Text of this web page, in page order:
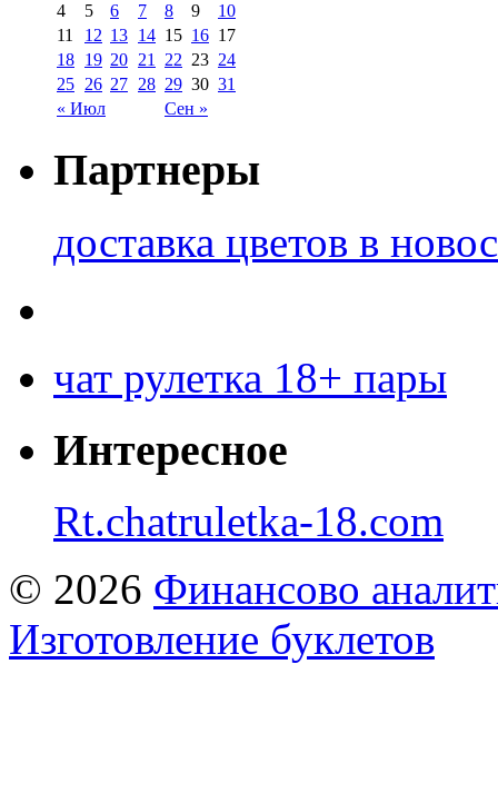
« Июл Сен »
4
5 6 7 8 9
10
11
12 13 14 15 16 17
18 19 20 21 22 23 24
25 26 27 28 29 30 31
Партнеры
доставка цветов в
чат рулетка 18+ пары
Интересное
Rt.chatruletka-18.com
© 2026 Финансово
Изготовление буклетов